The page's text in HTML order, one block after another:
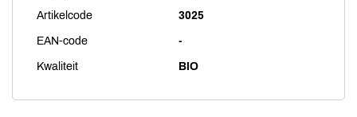
Artikelcode 3025
EAN-code -
Kwaliteit BIO